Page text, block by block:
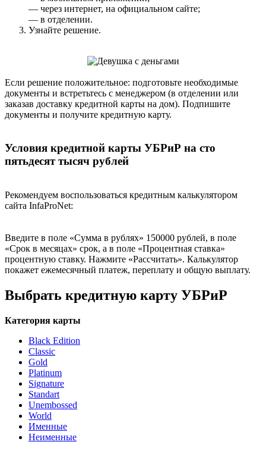
— через интернет, на официальном сайте;
— в отделении.
Узнайте решение.
Если решение положительное: подготовьте необходимые
документы и встретьтесь с менеджером (в отделении или
заказав доставку кредитной карты на дом). Подпишите
документы и получите кредитную карту.
Условия кредитной карты УБРиР на сто
пятьдесят тысяч рублей
Рекомендуем воспользоваться кредитным калькулятором
сайта InfaProNet:
Введите в поле «Сумма в рублях» 150000 рублей, в поле
«Срок в месяцах» срок, а в поле «Процентная ставка»
процентную ставку. Нажмите «Рассчитать». Калькулятор
покажет ежемесячный платеж, переплату и общую выплату.
Выбрать кредитную карту УБРиР
Категория карты
Black Edition
Classic
Gold
Platinum
Signature
Standart
Unembossed
World
Именные
Неименные